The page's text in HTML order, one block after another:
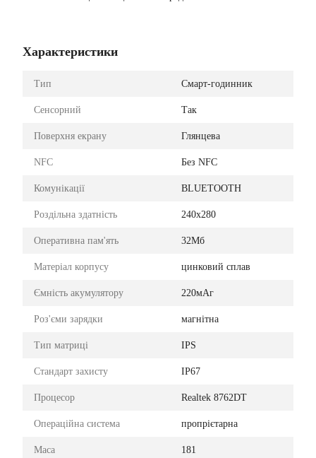
Характеристики
Тип Смарт-годинник
Сенсорний Так
Поверхня екрану Глянцева
NFC Без NFC
Комунікації BLUETOOTH
Роздільна здатність 240х280
Оперативна пам'ять 32Мб
Матеріал корпусу цинковий сплав
Ємність акумулятору 220мАг
Роз'єми зарядки магнітна
Тип матриці IPS
Стандарт захисту IP67
Процесор Realtek 8762DT
Операційна система пропрієтарна
Маса 181